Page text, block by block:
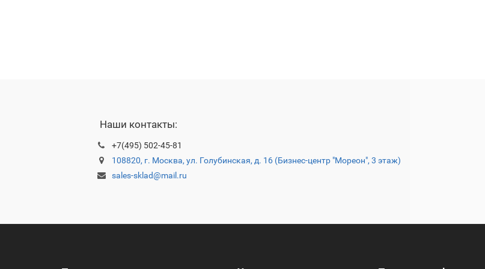
Наши контакты:
+7(495) 502-45-81
108820, г. Москва, ул. Голубинская, д. 16 (Бизнес-центр "Мореон", 3 этаж)
sales-sklad@mail.ru